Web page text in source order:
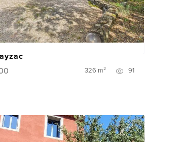
326 m² 91